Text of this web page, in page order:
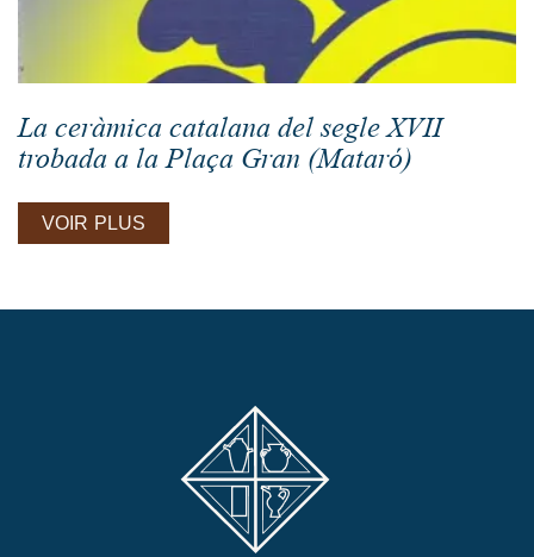
La ceràmica catalana del segle XVII
trobada a la Plaça Gran (Mataró)
VOIR PLUS